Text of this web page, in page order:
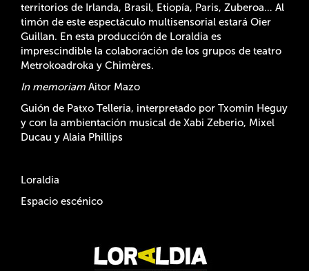
territorios de Irlanda, Brasil, Etiopía, Paris, Zuberoa… Al
timón de este espectáculo multisensorial estará Oier
Guillan. En esta producción de Loraldia es
imprescindible la colaboración de los grupos de teatro
Metrokoadroka y Chimères.
In memoriam Aitor Mazo
Guión de Patxo Telleria, interpretado por Txomin Heguy
y con la ambientación musical de Xabi Zeberio, Mixel
Ducau y Alaia Phillips
Loraldia
Espacio escénico